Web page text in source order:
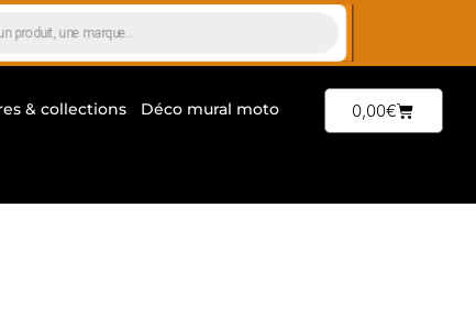
& collections Déco mural moto 0,00€